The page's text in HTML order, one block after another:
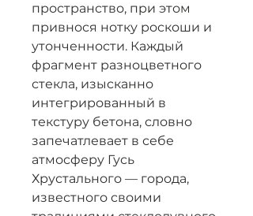
пространство, при этом
привнося нотку роскоши и
утонченности. Каждый
фрагмент разноцветного
стекла, изысканно
интегрированный в
текстуру бетона, словно
запечатлевает в себе
атмосферу Гусь
Хрустального — города,
известного своими